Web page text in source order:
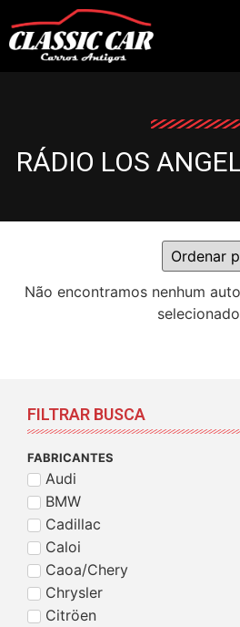
RÁDIO LOS
FILTRAR BUSCA
FABRICANTES
Audi
BMW
Cadillac
Caloi
Caoa/Chery
Chrysler
Citröen
Não encontramos nenhum